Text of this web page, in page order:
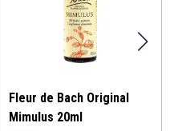
Fleur de Bach Original
Mimulus 20ml